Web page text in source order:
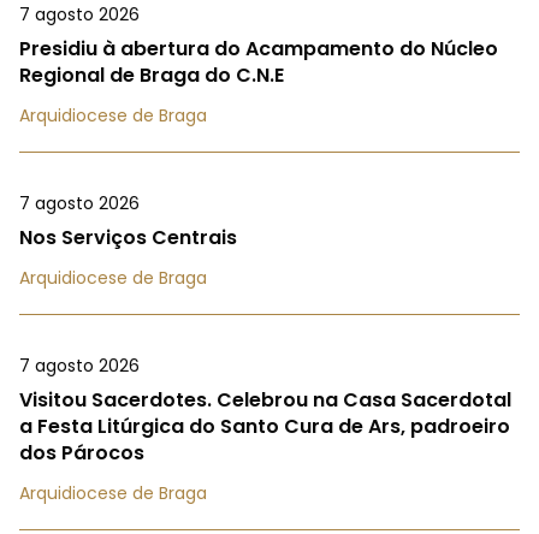
7 agosto 2026
Presidiu à abertura do Acampamento do Núcleo
Regional de Braga do C.N.E
Arquidiocese de Braga
7 agosto 2026
Nos Serviços Centrais
Arquidiocese de Braga
7 agosto 2026
Visitou Sacerdotes. Celebrou na Casa Sacerdotal
a Festa Litúrgica do Santo Cura de Ars, padroeiro
dos Párocos
Arquidiocese de Braga